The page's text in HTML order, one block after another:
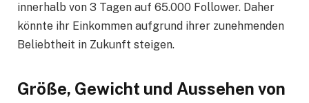
innerhalb von 3 Tagen auf 65.000 Follower. Daher
könnte ihr Einkommen aufgrund ihrer zunehmenden
Beliebtheit in Zukunft steigen.
Größe, Gewicht und Aussehen von